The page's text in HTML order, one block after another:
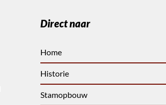
Direct naar
Home
Historie
Stamopbouw